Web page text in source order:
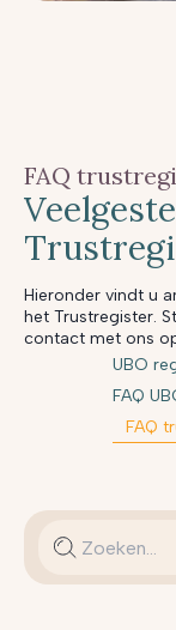
FAQ
Hieronder vindt u
het Trustregister.
contact met ons
UBO
FAQ
FAQ